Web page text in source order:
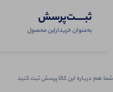
ثبـــــت‌پرسش
به‌عنوان ‌خریدار‌این‌ محصول
شما هم درباره این کالا پرسش ثبت کنید